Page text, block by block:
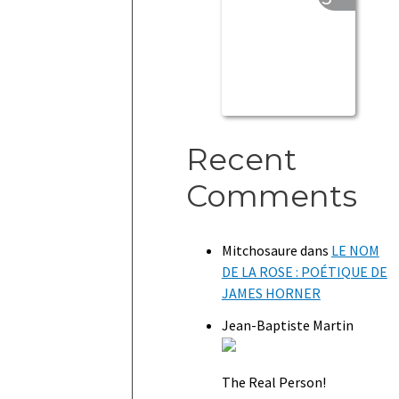
Recent
Comments
Mitchosaure dans LE NOM
DE LA ROSE : POÉTIQUE DE
JAMES HORNER
Jean-Baptiste Martin
The Real Person!